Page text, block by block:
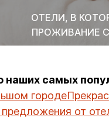
ОТЕЛИ, В
ПРОЖИВАНИЕ
наших самых
городе
от